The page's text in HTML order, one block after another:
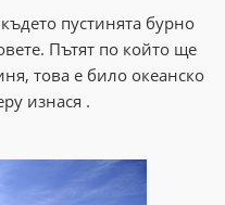
пустинята бурно
Пътят по който ще
това е било океанско
изнася .